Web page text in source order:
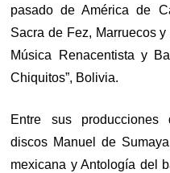
pasado de América de
Sacra de Fez, Marruecos
Música Renacentista y
Chiquitos”, Bolivia.
Entre sus producciones
discos Manuel de
mexicana y Antología del